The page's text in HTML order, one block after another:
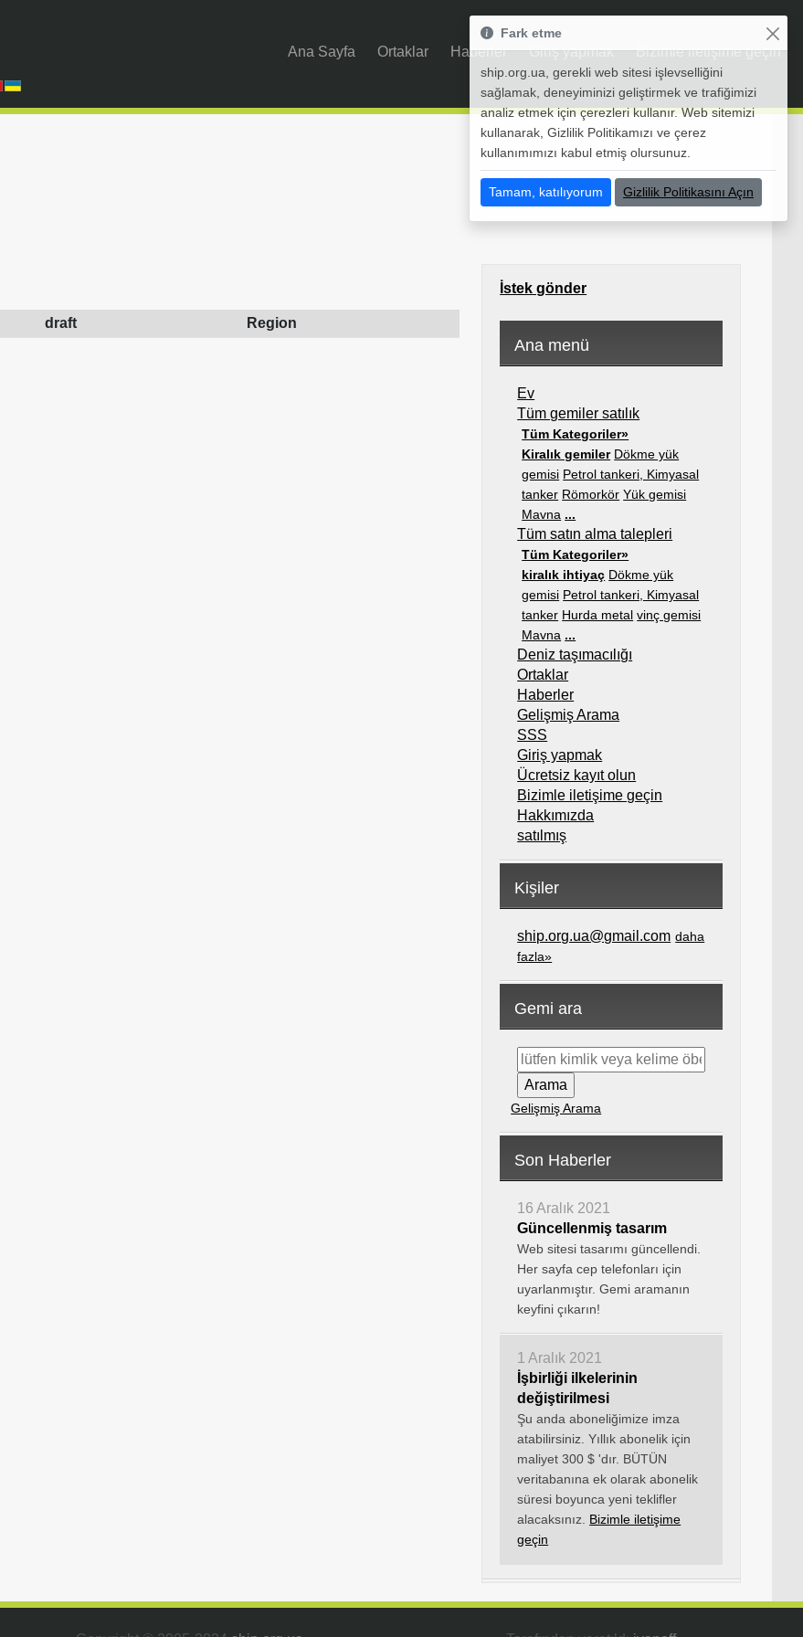
Ana Sayfa Ortaklar Haberler Giriş yapmak Bizimle iletişime geçin
draft Region
İstek gönder
Ana menü
Ev
Tüm gemiler satılık
Tüm Kategoriler»
Kiralık gemiler Dökme yük
gemisi Petrol tankeri, Kimyasal
tanker Römorkör Yük gemisi
Mavna ...
Tüm satın alma talepleri
Tüm Kategoriler»
kiralık ihtiyaç Dökme yük
gemisi Petrol tankeri, Kimyasal
tanker Hurda metal vinç gemisi
Mavna ...
Deniz taşımacılığı
Ortaklar
Haberler
Gelişmiş Arama
SSS
Giriş yapmak
Ücretsiz kayıt olun
Bizimle iletişime geçin
Hakkımızda
satılmış
Kişiler
ship.org.ua@gmail.com daha
fazla»
Gemi ara
Gelişmiş Arama
Son Haberler
16 Aralık 2021
Güncellenmiş tasarım
Web sitesi tasarımı güncellendi.
Her sayfa cep telefonları için
uyarlanmıştır. Gemi aramanın
keyfini çıkarın!
1 Aralık 2021
İşbirliği ilkelerinin
değiştirilmesi
Şu anda aboneliğimize imza
atabilirsiniz. Yıllık abonelik için
maliyet 300 $ 'dır. BÜTÜN
veritabanına ek olarak abonelik
süresi boyunca yeni teklifler
alacaksınız. Bizimle iletişime
geçin
Fark etme
ship.org.ua, gerekli web sitesi işlevselliğini
sağlamak, deneyiminizi geliştirmek ve trafiğimizi
analiz etmek için çerezleri kullanır. Web sitemizi
kullanarak, Gizlilik Politikamızı ve çerez
kullanımımızı kabul etmiş olursunuz.
Tamam, katılıyorum Gizlilik Politikasını Açın